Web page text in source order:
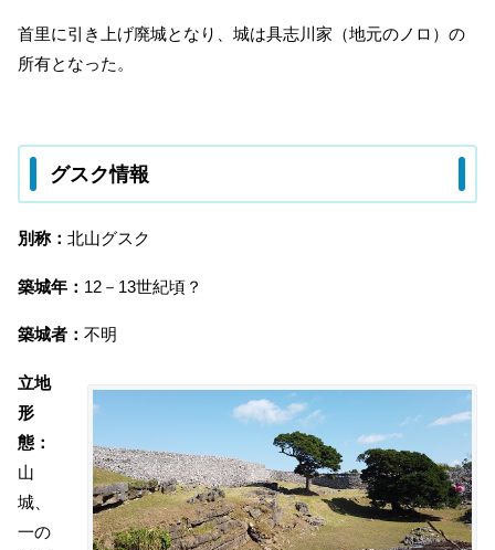
首里に引き上げ廃城となり、城は具志川家（地元のノロ）の
所有となった。
グスク情報
別称： 北山グスク
築城年： 12－13世紀頃？
築城者： 不明
立地
形
態：
山
城、
一の